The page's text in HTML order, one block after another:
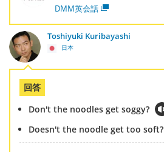
DMM英会話
Toshiyuki Kuribayashi
日本
回答
Don't the noodles get soggy?
Doesn't the noodle get too soft?